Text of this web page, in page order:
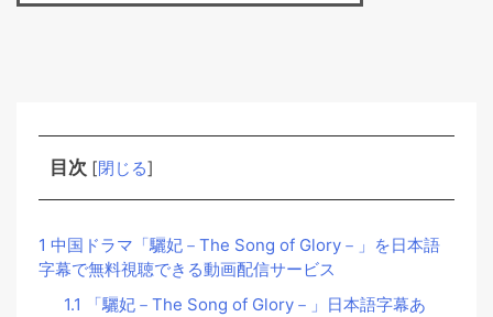
目次 [閉じる]
1 中国ドラマ「驪妃－The Song of Glory－」を日本語
字幕で無料視聴できる動画配信サービス
1.1 「驪妃－The Song of Glory－」日本語字幕あ